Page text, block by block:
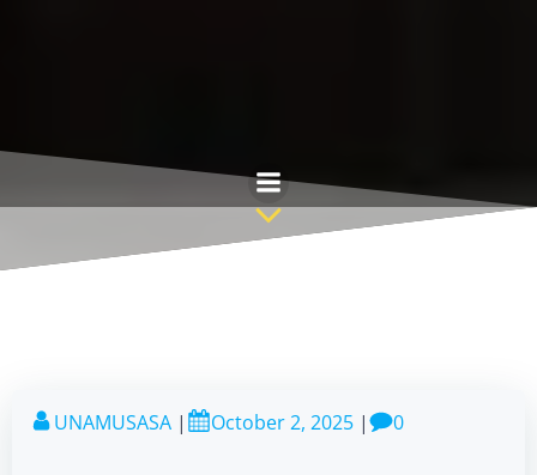
UNAMUSASA | October 2, 2025 | 0